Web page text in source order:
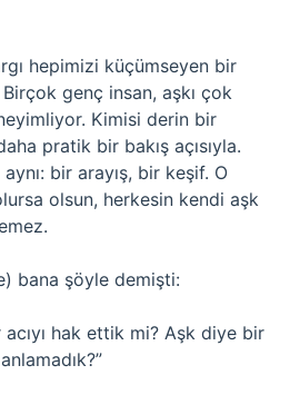
hepimizi küçümseyen bir
Birçok genç insan, aşkı çok
Kimisi derin bir
pratik bir bakış açısıyla.
bir arayış, bir keşif. O
olsun, herkesin kendi aşk
bana şöyle demişti:
acıyı hak ettik mi? Aşk diye bir